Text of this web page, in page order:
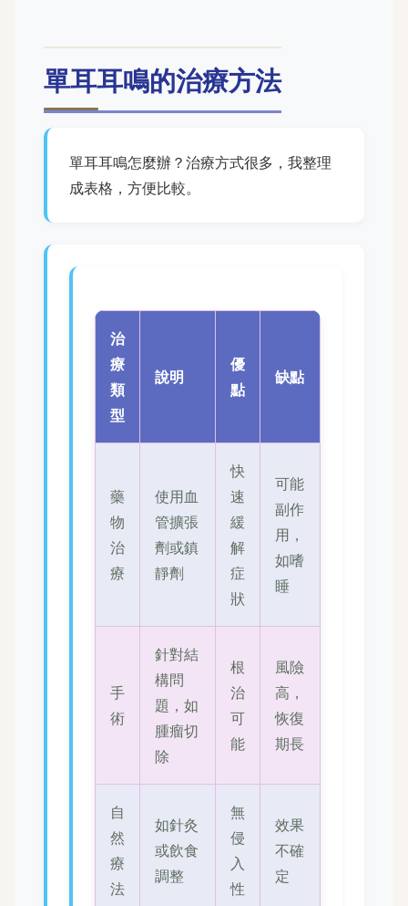
單耳耳鳴的治療方法
單耳耳鳴怎麼辦？治療方式很多，我整理
成表格，方便比較。
治
療
類
型
說明
優
點
缺點
藥
物
治
療
使用血
管擴張
劑或鎮
靜劑
快
速
緩
解
症
狀
可能
副作
用，
如嗜
睡
手
術
針對結
構問
題，如
腫瘤切
除
根
治
可
能
風險
高，
恢復
期長
自
然
療
法
如針灸
或飲食
調整
無
侵
入
性
效果
不確
定